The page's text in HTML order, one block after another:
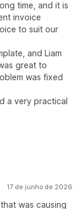
time, and it is
invoice
to suit our
and Liam
great to
was fixed
a very practical
17 de junho de 2026
was causing